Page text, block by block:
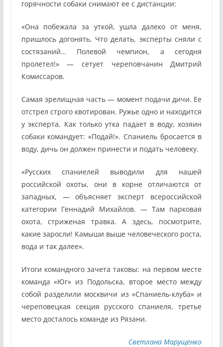
горячности собаки снимают ее с дистанции:
«Она побежала за уткой, ушла далеко от меня,
пришлось догонять. Что делать, эксперты сняли с
состязаний… Полевой чемпион, а сегодня
пролетел!» — сетует череповчанин Дмитрий
Комиссаров.
Самая зрелищная часть — момент подачи дичи. Ее
отстрел строго квотирован. Ружье одно и находится
у эксперта. Как только утка падает в воду, хозяин
собаки командует: «Подай!». Спаниель бросается в
воду, дичь он должен принести и подать человеку.
«Русских спаниелей выводили для нашей
российской охоты, они в корне отличаются от
западных, — объясняет эксперт всероссийской
категории Геннадий Михайлов. — Там парковая
охота, стриженая травка. А здесь, посмотрите,
какие заросли! Камыши выше человеческого роста,
вода и так далее».
Итоги командного зачета таковы: на первом месте
команда «Юг» из Подольска, второе место между
собой разделили москвичи из «Спаниель-клуба» и
череповецкая секция русского спаниеля, третье
место досталось команде из Рязани.
Светлана Марущенко